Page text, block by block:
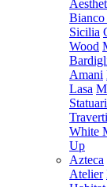
Bianco
Sicilia
Wood
Amani
Lasa
White
Up
Azteca
Atelier